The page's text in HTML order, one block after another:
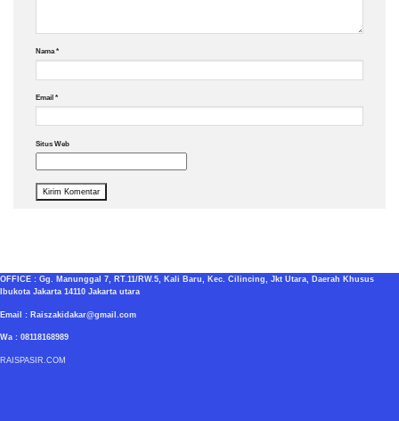
Nama*
Email *
Situs Web
OFFICE : Gg. Manunggal 7, RT.11/RW.5, Kali Baru, Kec. Cilincing, Jkt Utara, Daerah Khusus
Ibukota Jakarta 14110 Jakarta utara
Email : Raiszakidakar@gmail.com
Wa : 08118168989
RAISPASIR.COM